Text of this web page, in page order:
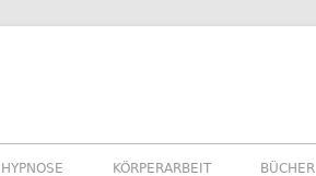
HYPNOSE KÖRPERARBEIT BÜCHER